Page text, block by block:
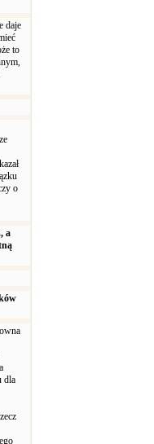
daje
to
o
a
dla